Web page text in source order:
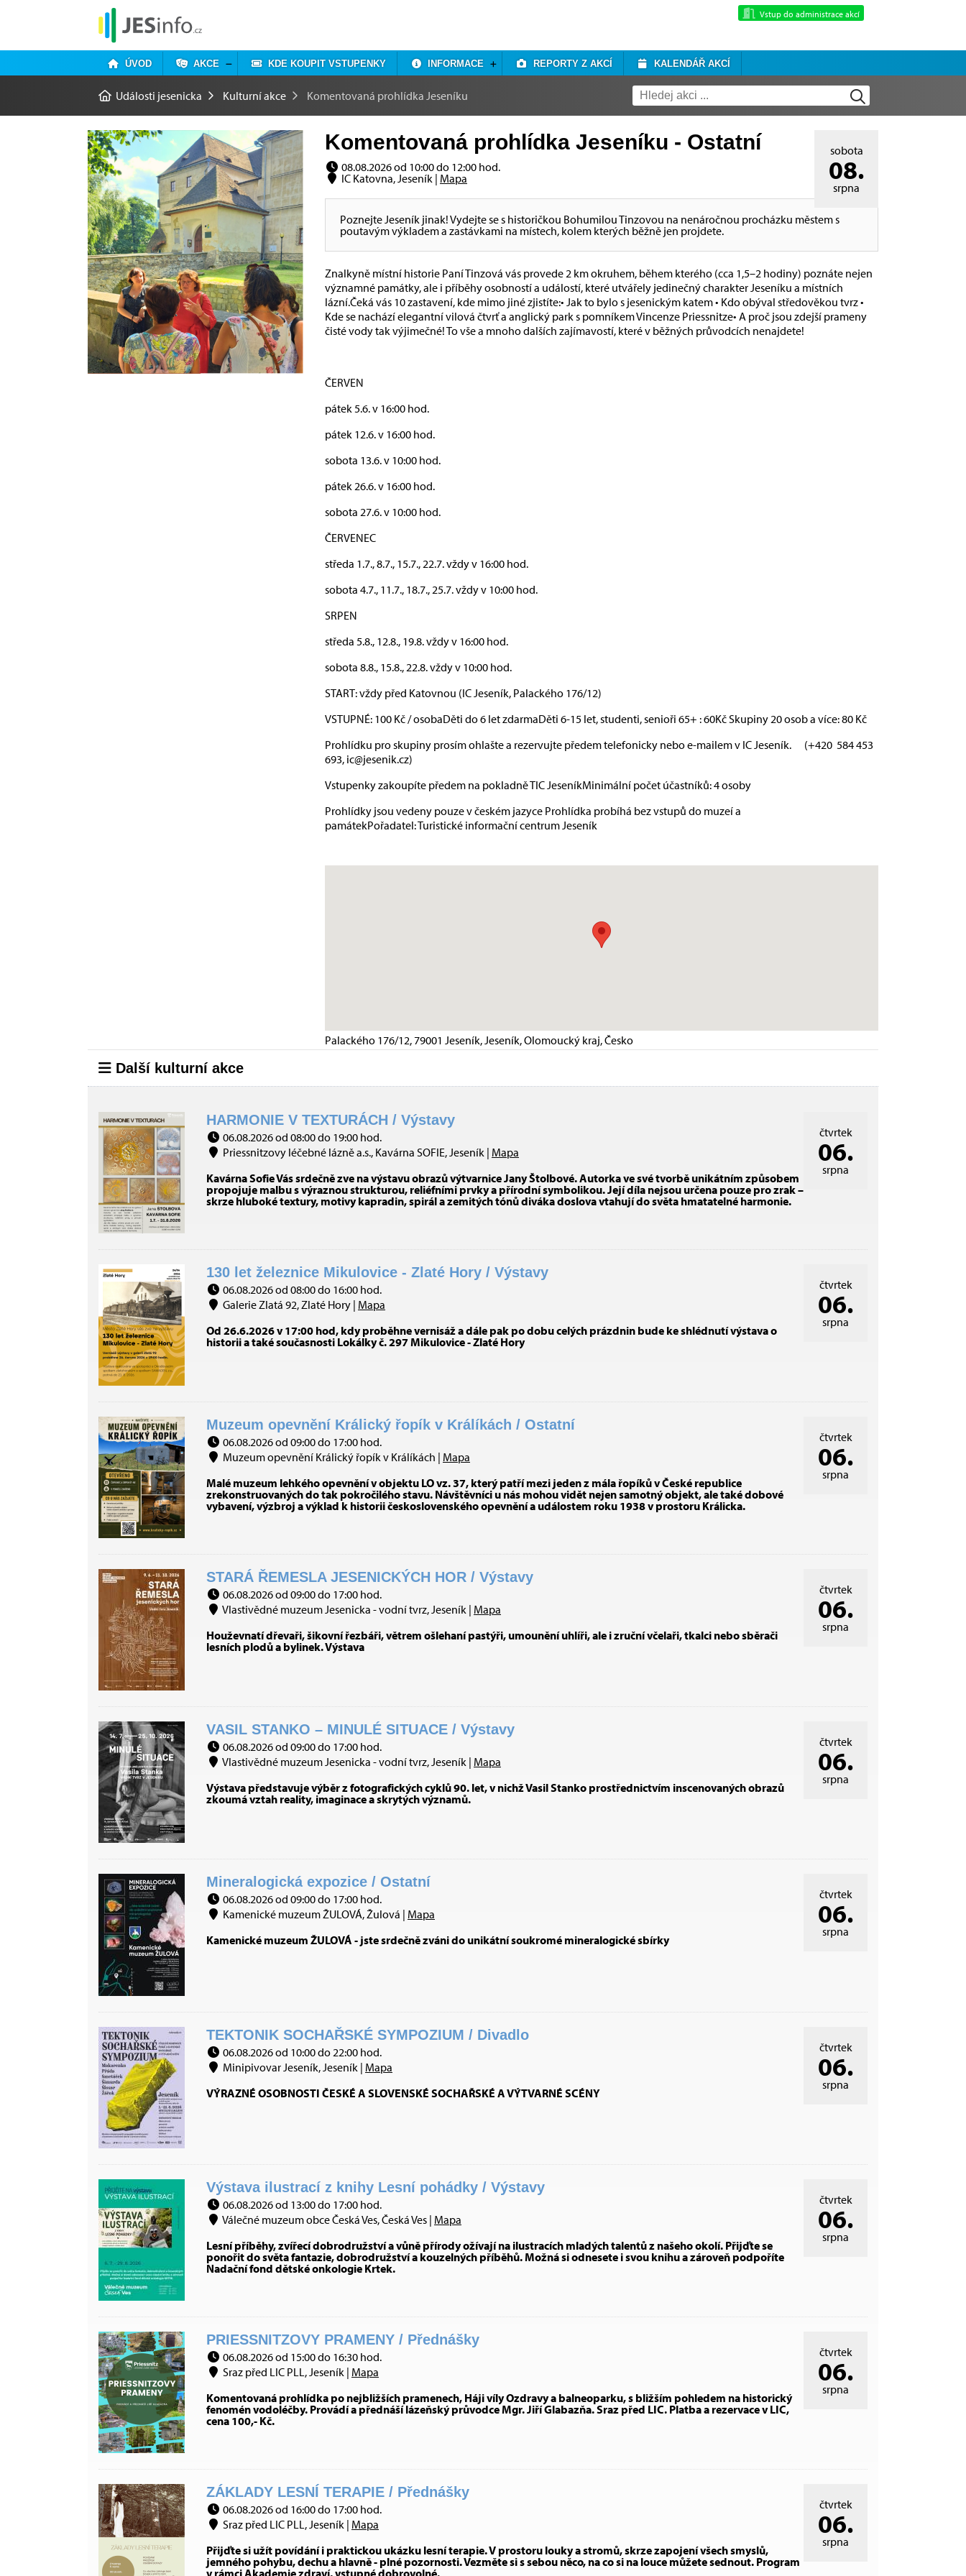
Vstup do administrace akcí
ÚVOD AKCE KDE KOUPIT VSTUPENKY INFORMACE REPORTY Z AKCÍ KALENDÁŘ AKCÍ
Události jesenicka Kulturní akce Komentovaná prohlídka Jeseníku
sobota
08.
srpna
Komentovaná prohlídka Jeseníku - Ostatní
08.08.2026 od 10:00 do 12:00 hod.
IC Katovna, Jeseník | Mapa
Poznejte Jeseník jinak! Vydejte se s historičkou Bohumilou Tinzovou na nenáročnou procházku městem s
poutavým výkladem a zastávkami na místech, kolem kterých běžně jen projdete.
Znalkyně místní historie Paní Tinzová vás provede 2 km okruhem, během kterého (cca 1,5–2 hodiny) poznáte nejen
významné památky, ale i příběhy osobností a událostí, které utvářely jedinečný charakter Jeseníku a místních
lázní.Čeká vás 10 zastavení, kde mimo jiné zjistíte:• Jak to bylo s jesenickým katem • Kdo obýval středověkou tvrz •
Kde se nachází elegantní vilová čtvrť a anglický park s pomníkem Vincenze Priessnitze• A proč jsou zdejší prameny
čisté vody tak výjimečné! To vše a mnoho dalších zajímavostí, které v běžných průvodcích nenajdete!
ČERVEN
pátek 5.6. v 16:00 hod.
pátek 12.6. v 16:00 hod.
sobota 13.6. v 10:00 hod.
pátek 26.6. v 16:00 hod.
sobota 27.6. v 10:00 hod.
ČERVENEC
středa 1.7., 8.7., 15.7., 22.7. vždy v 16:00 hod.
sobota 4.7., 11.7., 18.7., 25.7. vždy v 10:00 hod.
SRPEN
středa 5.8., 12.8., 19.8. vždy v 16:00 hod.
sobota 8.8., 15.8., 22.8. vždy v 10:00 hod.
START: vždy před Katovnou (IC Jeseník, Palackého 176/12)
VSTUPNÉ: 100 Kč / osobaDěti do 6 let zdarmaDěti 6-15 let, studenti, senioři 65+ : 60Kč Skupiny 20 osob a více: 80 Kč
Prohlídku pro skupiny prosím ohlašte a rezervujte předem telefonicky nebo e-mailem v IC Jeseník. (+420 584 453
693, ic@jesenik.cz)
Vstupenky zakoupíte předem na pokladně TIC JeseníkMinimální počet účastníků: 4 osoby
Prohlídky jsou vedeny pouze v českém jazyce Prohlídka probíhá bez vstupů do muzeí a
památekPořadatel: Turistické informační centrum Jeseník
Palackého 176/12, 79001 Jeseník, Jeseník, Olomoucký kraj, Česko
Další kulturní akce
čtvrtek
06.
srpna
HARMONIE V TEXTURÁCH / Výstavy
06.08.2026 od 08:00 do 19:00 hod.
Priessnitzovy léčebné lázně a.s., Kavárna SOFIE, Jeseník | Mapa
Kavárna Sofie Vás srdečně zve na výstavu obrazů výtvarnice Jany Štolbové. Autorka ve své tvorbě unikátním způsobem
propojuje malbu s výraznou strukturou, reliéfními prvky a přírodní symbolikou. Její díla nejsou určena pouze pro zrak –
skrze hluboké textury, motivy kapradin, spirál a zemitých tónů diváka doslova vtahují do světa hmatatelné harmonie.
čtvrtek
06.
srpna
130 let železnice Mikulovice - Zlaté Hory / Výstavy
06.08.2026 od 08:00 do 16:00 hod.
Galerie Zlatá 92, Zlaté Hory | Mapa
Od 26.6.2026 v 17:00 hod, kdy proběhne vernisáž a dále pak po dobu celých prázdnin bude ke shlédnutí výstava o
historii a také současnosti Lokálky č. 297 Mikulovice - Zlaté Hory
čtvrtek
06.
srpna
Muzeum opevnění Králický řopík v Králíkách / Ostatní
06.08.2026 od 09:00 do 17:00 hod.
Muzeum opevnění Králický řopík v Králíkách | Mapa
Malé muzeum lehkého opevnění v objektu LO vz. 37, který patří mezi jeden z mála řopíků v České republice
zrekonstruovaných do tak pokročilého stavu. Návštěvníci u nás mohou vidět nejen samotný objekt, ale také dobové
vybavení, výzbroj a výklad k historii československého opevnění a událostem roku 1938 v prostoru Králicka.
čtvrtek
06.
srpna
STARÁ ŘEMESLA JESENICKÝCH HOR / Výstavy
06.08.2026 od 09:00 do 17:00 hod.
Vlastivědné muzeum Jesenicka - vodní tvrz, Jeseník | Mapa
Houževnatí dřevaři, šikovní řezbáři, větrem ošlehaní pastýři, umounění uhlíři, ale i zruční včelaři, tkalci nebo sběrači
lesních plodů a bylinek. Výstava
čtvrtek
06.
srpna
VASIL STANKO – MINULÉ SITUACE / Výstavy
06.08.2026 od 09:00 do 17:00 hod.
Vlastivědné muzeum Jesenicka - vodní tvrz, Jeseník | Mapa
Výstava představuje výběr z fotografických cyklů 90. let, v nichž Vasil Stanko prostřednictvím inscenovaných obrazů
zkoumá vztah reality, imaginace a skrytých významů.
čtvrtek
06.
srpna
Mineralogická expozice / Ostatní
06.08.2026 od 09:00 do 17:00 hod.
Kamenické muzeum ŽULOVÁ, Žulová | Mapa
Kamenické muzeum ŽULOVÁ - jste srdečně zváni do unikátní soukromé mineralogické sbírky
čtvrtek
06.
srpna
TEKTONIK SOCHAŘSKÉ SYMPOZIUM / Divadlo
06.08.2026 od 10:00 do 22:00 hod.
Minipivovar Jeseník, Jeseník | Mapa
VÝRAZNÉ OSOBNOSTI ČESKÉ A SLOVENSKÉ SOCHAŘSKÉ A VÝTVARNÉ SCÉNY
čtvrtek
06.
srpna
Výstava ilustrací z knihy Lesní pohádky / Výstavy
06.08.2026 od 13:00 do 17:00 hod.
Válečné muzeum obce Česká Ves, Česká Ves | Mapa
Lesní příběhy, zvířecí dobrodružství a vůně přírody ožívají na ilustracích mladých talentů z našeho okolí. Přijďte se
ponořit do světa fantazie, dobrodružství a kouzelných příběhů. Možná si odnesete i svou knihu a zároveň podpoříte
Nadační fond dětské onkologie Krtek.
čtvrtek
06.
srpna
PRIESSNITZOVY PRAMENY / Přednášky
06.08.2026 od 15:00 do 16:30 hod.
Sraz před LIC PLL, Jeseník | Mapa
Komentovaná prohlídka po nejbližších pramenech, Háji víly Ozdravy a balneoparku, s bližším pohledem na historický
fenomén vodoléčby. Provádí a přednáší lázeňský průvodce Mgr. Jiří Glabazňa. Sraz před LIC. Platba a rezervace v LIC,
cena 100,- Kč.
čtvrtek
06.
srpna
ZÁKLADY LESNÍ TERAPIE / Přednášky
06.08.2026 od 16:00 do 17:00 hod.
Sraz před LIC PLL, Jeseník | Mapa
Přijďte si užít povídání i praktickou ukázku lesní terapie. V prostoru louky a stromů, skrze zapojení všech smyslů,
jemného pohybu, dechu a hlavně - plné pozornosti. Vezměte si s sebou něco, na co si na louce můžete sednout. Program
v rámci Akademie zdraví, vstupné dobrovolné.